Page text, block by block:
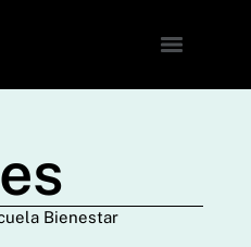
Bienestar